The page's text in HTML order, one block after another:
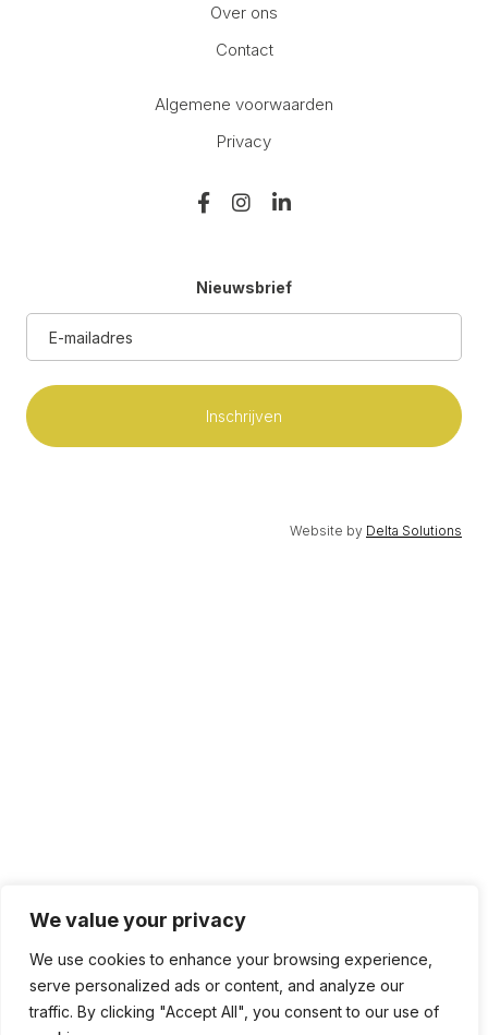
We value your privacy
We use cookies to enhance your browsing experience,
serve personalized ads or content, and analyze our
traffic. By clicking "Accept All", you consent to our use of
Over ons
Contact
Algemene voorwaarden
Privacy
Nieuwsbrief
E-
(Vereist)
Website by Delta Solutions